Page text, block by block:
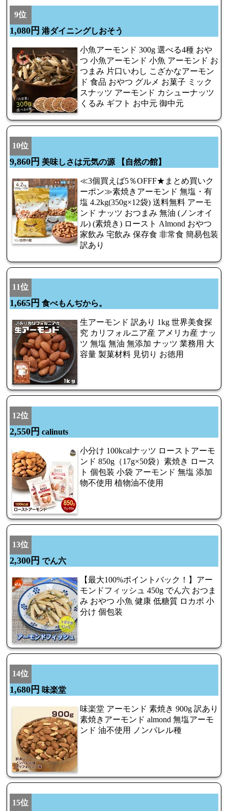
9位
1,080円 港ダイニングしおそう
小魚アーモンド 300g 選べる4種 おや
つ 小魚アーモンド 小魚 アーモンド お
つまみ 片口いわし こざかなアーモン
ド 食品 おやつ グルメ お菓子 ミック
スナッツ アーモンド カシューナッツ
くるみ ギフト お中元 御中元
10位
9,860円 美味しさは元気の源 【自然の館】
≪3個買えば5％OFFF★まとめ買いク
ーポン≫素焼きアーモンド 無塩・有
塩 4.2kg(350g×12袋) 送料無料 アーモ
ンド ナッツ おつまみ 無油 (ノンオイ
ル) (素焼き) ロースト Almond おやつ
家飲み 宅飲み 保存食 非常食 簡易包装
訳あり
11位
1,665円 食べもんぢから。
生アーモンド 訳あり 1kg 世界美食探
究 カリフォルニア産 アメリカ産 ナッ
ツ 無塩 無油 無添加 ナッツ 業務用 大
容量 製菓材料 見切り お徳用
12位
2,550円 calinuts
小分け 100kcalナッツ ローストアーモ
ンド 850g（17g×50袋）素焼き ロース
ト 個包装 小袋 アーモンド 無塩 添加
物不使用 植物油不使用
13位
2,300円 でん六
【最大100%ポイントバック！】アー
モンドフィッシュ 450g でん六 おつま
み おやつ 小魚 健康 低糖質 ロカボ 小
分け 個包装
14位
1,680円 味楽堂
味楽堂 アーモンド 素焼き 900g 訳あり
素焼きアーモンド almond 無塩アーモ
ンド 油不使用 ノンパレル種
15位